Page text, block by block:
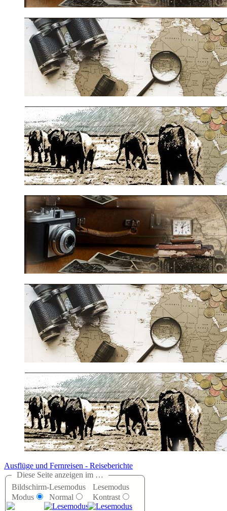
Ausflüge und Fernreisen - Reiseberichte
Diese Seite anzeigen im …
Bildschirm-
Modus
Lesemodus
Normal
Lesemodus
Kontrast